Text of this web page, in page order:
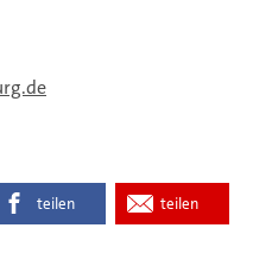
teilen teilen